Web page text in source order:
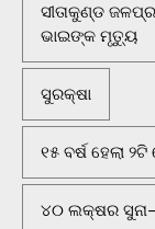
ସୀତାକୁଣ୍ଡ
ଭାଇଙ୍କ ମୃତ୍ୟୁ
ସୁରକ୍ଷା
୧୫ ବର୍ଷ ହେଲା
୪୦ ଲକ୍ଷର